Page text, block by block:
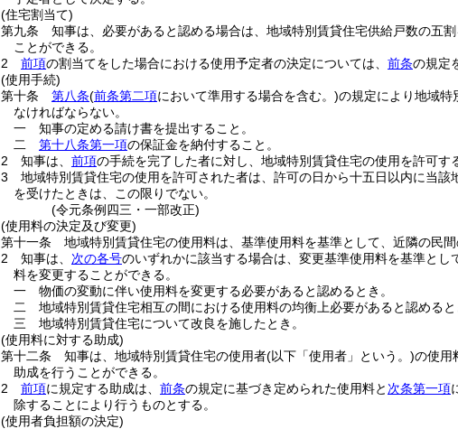
(住宅割当て)
第九条
知事は、必要があると認める場合は、地域特別賃貸住宅供給戸数の五
ことができる。
2
前項の割当てをした場合における使用予定者の決定については、 前条の規定
(使用手続)
第十条
第八条(前条第二項において準用する場合を含む。)の規定により地域特
なければならない。
一
知事の定める請け書を提出すること。
二
第十八条第一項の保証金を納付すること。
2
知事は、 前項の手続を完了した者に対し、地域特別賃貸住宅の使用を許可す
3
地域特別賃貸住宅の使用を許可された者は、許可の日から十五日以内に当該
を受けたときは、この限りでない。
(令元条例四三・一部改正)
(使用料の決定及び変更)
第十一条
地域特別賃貸住宅の使用料は、基準使用料を基準として、近隣の民
2
知事は、 次の各号のいずれかに該当する場合は、変更基準使用料を基準と
料を変更することができる。
一
物価の変動に伴い使用料を変更する必要があると認めるとき。
二
地域特別賃貸住宅相互の間における使用料の均衡上必要があると認めると
三
地域特別賃貸住宅について改良を施したとき。
(使用料に対する助成)
第十二条
知事は、地域特別賃貸住宅の使用者(以下「使用者」という。)の使用
助成を行うことができる。
2
前項に規定する助成は、 前条の規定に基づき定められた使用料と 次条第一項
除することにより行うものとする。
(使用者負担額の決定)